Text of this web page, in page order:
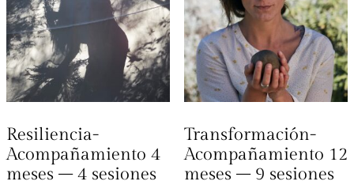
Resiliencia-
Acompañamiento 4
meses – 4 sesiones
Transformación-
Acompañamiento 12
meses – 9 sesiones